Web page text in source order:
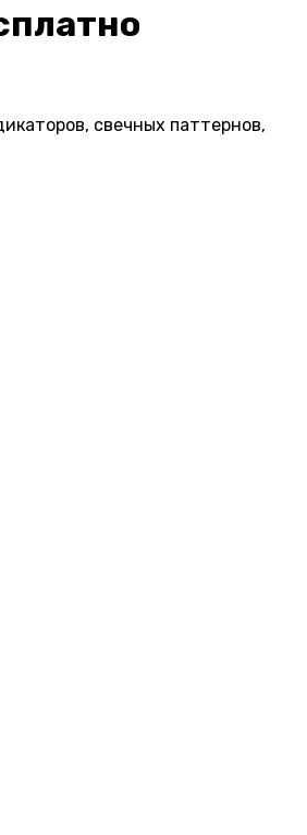
свечных паттернов,